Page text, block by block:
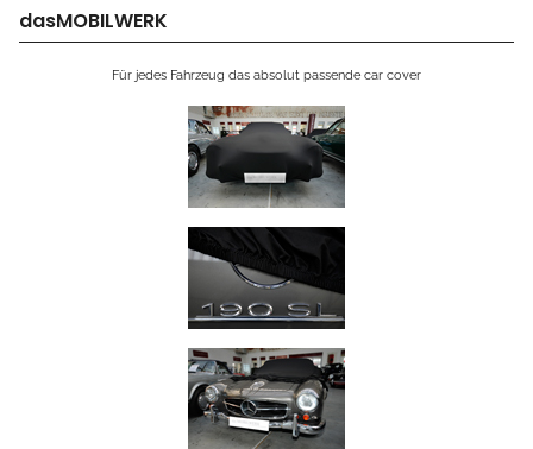
dasMOBILWERK
Für jedes Fahrzeug das absolut passende car cover